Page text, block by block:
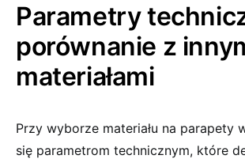
Parametry
porównanie z
materiałami
Przy wyborze materiału na parapety
się parametrom technicznym, które